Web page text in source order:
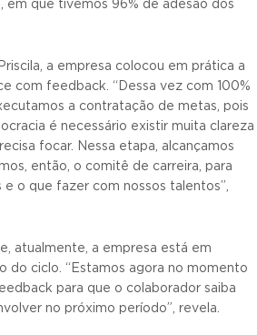
em que tivemos 96% de adesão dos
a empresa colocou em prática a
com feedback. “Dessa vez com 100%
a contratação de metas, pois
é necessário existir muita clareza
focar. Nessa etapa, alcançamos
então, o comitê de carreira, para
o que fazer com nossos talentos”,
atualmente, a empresa está em
do ciclo. “Estamos agora no momento
para que o colaborador saiba
no próximo período”, revela.